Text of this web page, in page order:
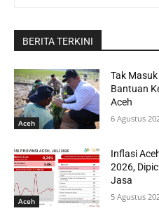
BERITA TERKINI
Aceh
Tak
Bantuan
Aceh
6 Agustus
Aceh
Inflasi
2026,
Jasa
5 Agustus